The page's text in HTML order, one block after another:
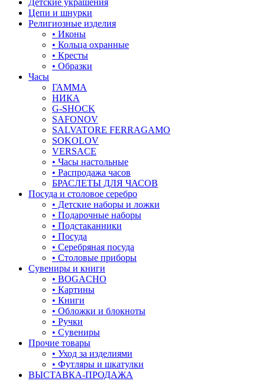
Детские украшения
Цепи и шнурки
Религиозные изделия
• Иконы
• Кольца охранные
• Кресты
• Образки
Часы
ГАММА
НИКА
G-SHOCK
SAFONOV
SALVATORE FERRAGAMO
SOKOLOV
VERSACE
• Часы настольные
• Распродажа часов
БРАСЛЕТЫ ДЛЯ ЧАСОВ
Посуда и столовое серебро
• Детские наборы и ложки
• Подарочные наборы
• Подстаканники
• Посуда
• Серебряная посуда
• Столовые приборы
Сувениры и книги
• BOGACHO
• Картины
• Книги
• Обложки и блокноты
• Ручки
• Сувениры
Прочие товары
• Уход за изделиями
• Футляры и шкатулки
ВЫСТАВКА-ПРОДАЖА